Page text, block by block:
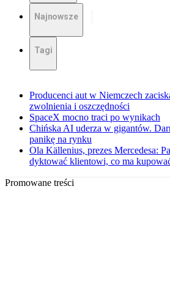
Najnowsze
Tagi
Producenci aut w Niemczech
zwolnienia i oszczędności
SpaceX mocno traci po wynikach
Chińska AI uderza w gigantów.
panikę na rynku
Ola Källenius, prezes Mercedesa:
dyktować klientowi, co ma
Promowane treści